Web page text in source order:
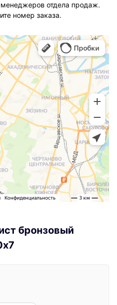
менеджеров отдела продаж.
номер заказа.
бронзовый